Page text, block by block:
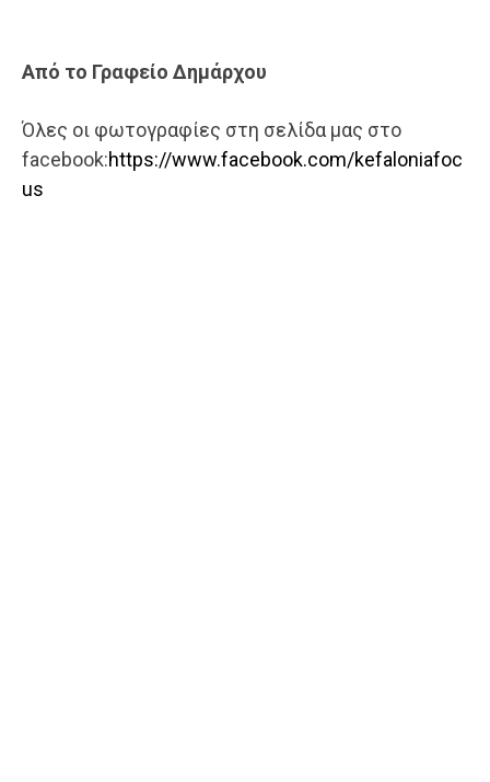
Από το Γραφείο Δημάρχου
Όλες οι φωτογραφίες στη σελίδα μας στο
facebook:https://www.facebook.com/kefaloniafoc
us